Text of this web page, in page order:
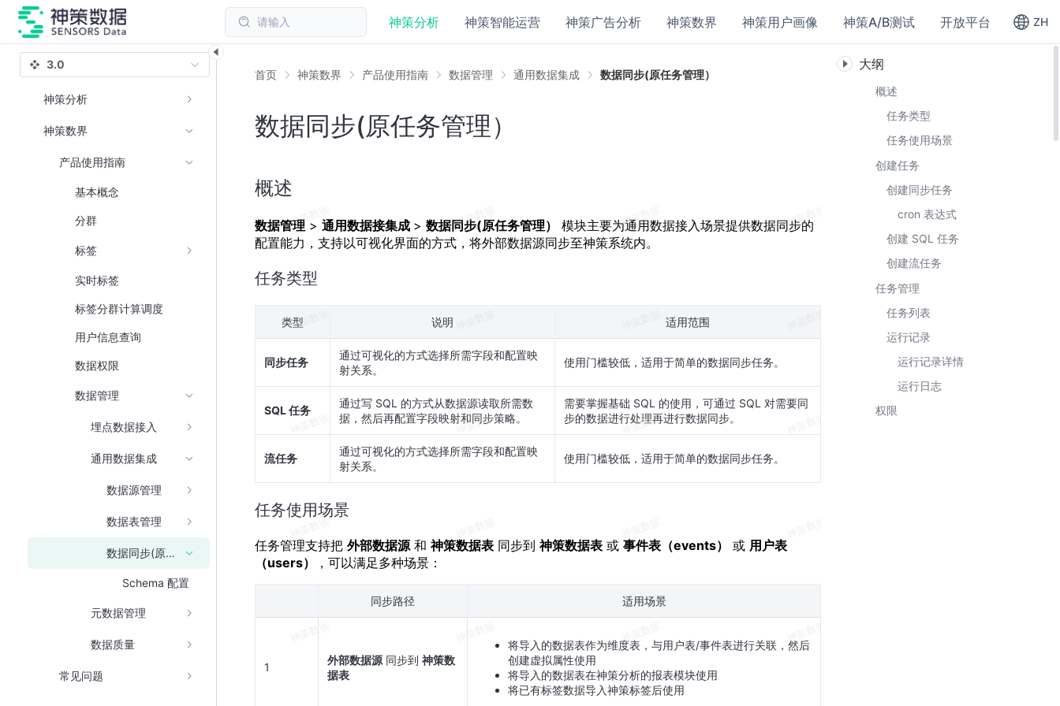
请输入 神策分析 神策智能运营 神策广告分析 神策数界 神策用户画像 神策A/B测试 开放平台 ZH
首页 神策数界 产品使用指南 数据管理 通用数据集成 数据同步(原任务管理）
数据同步(原任务管理）
概述
数据管理 > 通用数据接集成 > 数据同步(原任务管理）
模块主要为通用数据接入场景提供数据同步的
配置能力，支持以可视化界面的方式，将外部数据源同步至神策系统内。
任务类型
类型 说明 适用范围
同步任务
通过可视化的方式选择所需字段和配置映
射关系。
使用门槛较低，适用于简单的数据同步任务。
SQL 任务
通过写 SQL 的方式从数据源读取所需数
据，然后再配置字段映射和同步策略。
需要掌握基础 SQL 的使用，可通过 SQL 对需要同
步的数据进行处理再进行数据同步。
流任务
通过可视化的方式选择所需字段和配置映
射关系。
使用门槛较低，适用于简单的数据同步任务。
任务使用场景
任务管理支持把 外部数据源 和神策数据表 同步到神策数据表 或 事件表（events） 或 用户表
（users）
，可以满足多种场景：
同步路径 适用场景
1
外部数据源 同步到神策数
据表
将导入的数据表作为维度表，与用户表/事件表进行关联，然后
创建虚拟属性使用
将导入的数据表在神策分析的报表模块使用
将已有标签数据导入神策标签后使用
3.0
神策分析
神策数界
产品使用指南
基本概念
分群
标签
实时标签
标签分群计算调度
用户信息查询
数据权限
数据管理
埋点数据接入
通用数据集成
数据源管理
数据表管理
数据同步(原任务管理）
Schema 配置
元数据管理
数据质量
常见问题
大纲
概述
任务类型
任务使用场景
创建任务
创建同步任务
cron 表达式
创建 SQL 任务
创建流任务
任务管理
任务列表
运行记录
运行记录详情
运行日志
权限